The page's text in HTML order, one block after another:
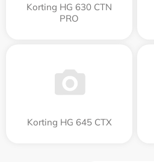
Korting HG 630 CTN
PRO
Korting HG 645 CTX